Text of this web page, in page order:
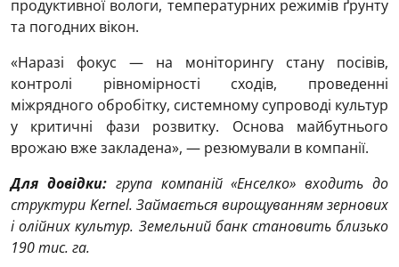
продуктивної вологи, температурних режимів ґрунту
та погодних вікон.
«Наразі фокус — на моніторингу стану посівів,
контролі рівномірності сходів, проведенні
міжрядного обробітку, системному супроводі культур
у критичні фази розвитку. Основа майбутнього
врожаю вже закладена», — резюмували в компанії.
Для довідки: група компаній «Енселко» входить до
структури Kernel. Займається вирощуванням зернових
і олійних культур. Земельний банк становить близько
190 тис. га.